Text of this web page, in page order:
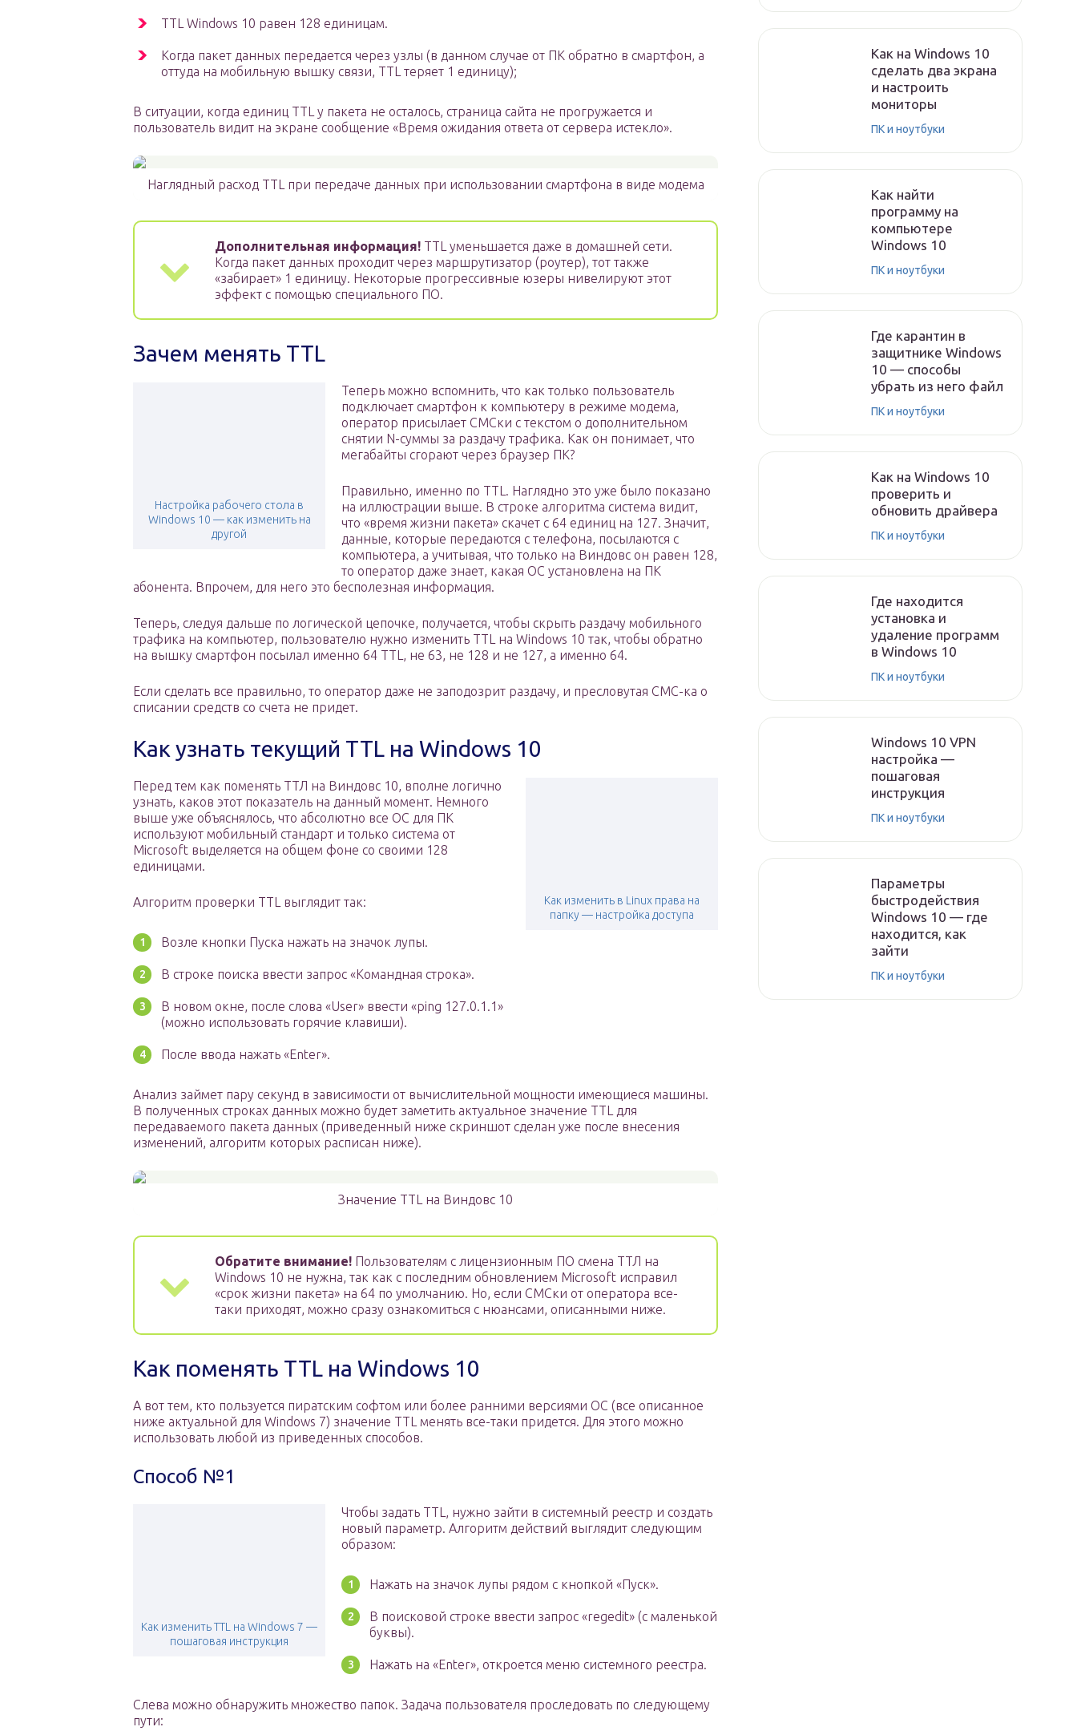
TTL Windows 10 равен 128 единицам.
Когда пакет данных передается через узлы (в данном случае от ПК обратно в смартфон, а
оттуда на мобильную вышку связи, TTL теряет 1 единицу);
В ситуации, когда единиц TTL у пакета не осталось, страница сайта не прогружается и
пользователь видит на экране сообщение «Время ожидания ответа от сервера истекло».
Наглядный расход TTL при передаче данных при использовании смартфона в виде модема
Дополнительная информация! TTL уменьшается даже в домашней сети.
Когда пакет данных проходит через маршрутизатор (роутер), тот также
«забирает» 1 единицу. Некоторые прогрессивные юзеры нивелируют этот
эффект с помощью специального ПО.
Зачем менять TTL
Настройка рабочего стола в
Windows 10 — как изменить на
другой
Теперь можно вспомнить, что как только пользователь
подключает смартфон к компьютеру в режиме модема,
оператор присылает СМСки с текстом о дополнительном
снятии N-суммы за раздачу трафика. Как он понимает, что
мегабайты сгорают через браузер ПК?
Правильно, именно по TTL. Наглядно это уже было показано
на иллюстрации выше. В строке алгоритма система видит,
что «время жизни пакета» скачет с 64 единиц на 127. Значит,
данные, которые передаются с телефона, посылаются с
компьютера, а учитывая, что только на Виндовс он равен 128,
то оператор даже знает, какая ОС установлена на ПК
абонента. Впрочем, для него это бесполезная информация.
Теперь, следуя дальше по логической цепочке, получается, чтобы скрыть раздачу мобильного
трафика на компьютер, пользователю нужно изменить TTL на Windows 10 так, чтобы обратно
на вышку смартфон посылал именно 64 TTL, не 63, не 128 и не 127, а именно 64.
Если сделать все правильно, то оператор даже не заподозрит раздачу, и пресловутая СМС-ка о
списании средств со счета не придет.
Как узнать текущий TTL на Windows 10
Как изменить в Linux права на
папку — настройка доступа
Перед тем как поменять ТТЛ на Виндовс 10, вполне логично
узнать, каков этот показатель на данный момент. Немного
выше уже объяснялось, что абсолютно все ОС для ПК
используют мобильный стандарт и только система от
Microsoft выделяется на общем фоне со своими 128
единицами.
Алгоритм проверки TTL выглядит так:
Возле кнопки Пуска нажать на значок лупы.
В строке поиска ввести запрос «Командная строка».
В новом окне, после слова «User» ввести «ping 127.0.1.1»
(можно использовать горячие клавиши).
После ввода нажать «Enter».
Анализ займет пару секунд в зависимости от вычислительной мощности имеющиеся машины.
В полученных строках данных можно будет заметить актуальное значение TTL для
передаваемого пакета данных (приведенный ниже скриншот сделан уже после внесения
изменений, алгоритм которых расписан ниже).
Значение TTL на Виндовс 10
Обратите внимание! Пользователям с лицензионным ПО смена ТТЛ на
Windows 10 не нужна, так как с последним обновлением Microsoft исправил
«срок жизни пакета» на 64 по умолчанию. Но, если СМСки от оператора все-
таки приходят, можно сразу ознакомиться с нюансами, описанными ниже.
Как поменять TTL на Windows 10
А вот тем, кто пользуется пиратским софтом или более ранними версиями ОС (все описанное
ниже актуальной для Windows 7) значение TTL менять все-таки придется. Для этого можно
использовать любой из приведенных способов.
Способ №1
Как изменить TTL на Windows 7 —
пошаговая инструкция
Чтобы задать TTL, нужно зайти в системный реестр и создать
новый параметр. Алгоритм действий выглядит следующим
образом:
Нажать на значок лупы рядом с кнопкой «Пуск».
В поисковой строке ввести запрос «regedit» (с маленькой
буквы).
Нажать на «Enter», откроется меню системного реестра.
Слева можно обнаружить множество папок. Задача пользователя проследовать по следующему
пути:
Как на Windows 10
сделать два экрана
и настроить
мониторы
ПК и ноутбуки
Как найти
программу на
компьютере
Windows 10
ПК и ноутбуки
Где карантин в
защитнике Windows
10 — способы
убрать из него файл
ПК и ноутбуки
Как на Windows 10
проверить и
обновить драйвера
ПК и ноутбуки
Где находится
установка и
удаление программ
в Windows 10
ПК и ноутбуки
Windows 10 VPN
настройка —
пошаговая
инструкция
ПК и ноутбуки
Параметры
быстродействия
Windows 10 — где
находится, как
зайти
ПК и ноутбуки